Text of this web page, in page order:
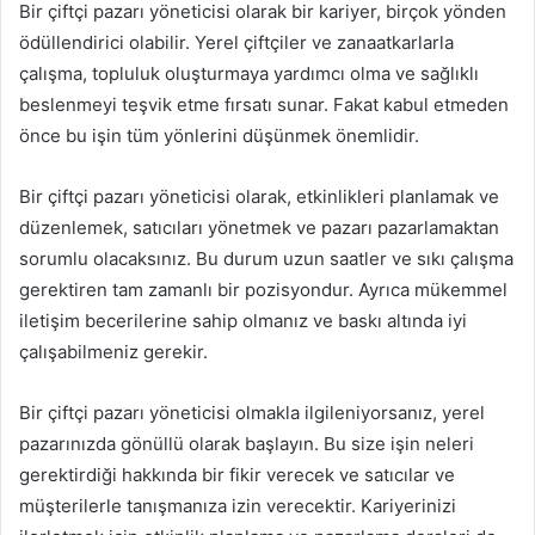
Bir çiftçi pazarı yöneticisi olarak bir kariyer, birçok yönden
ödüllendirici olabilir. Yerel çiftçiler ve zanaatkarlarla
çalışma, topluluk oluşturmaya yardımcı olma ve sağlıklı
beslenmeyi teşvik etme fırsatı sunar. Fakat kabul etmeden
önce bu işin tüm yönlerini düşünmek önemlidir.
Bir çiftçi pazarı yöneticisi olarak, etkinlikleri planlamak ve
düzenlemek, satıcıları yönetmek ve pazarı pazarlamaktan
sorumlu olacaksınız. Bu durum uzun saatler ve sıkı çalışma
gerektiren tam zamanlı bir pozisyondur. Ayrıca mükemmel
iletişim becerilerine sahip olmanız ve baskı altında iyi
çalışabilmeniz gerekir.
Bir çiftçi pazarı yöneticisi olmakla ilgileniyorsanız, yerel
pazarınızda gönüllü olarak başlayın. Bu size işin neleri
gerektirdiği hakkında bir fikir verecek ve satıcılar ve
müşterilerle tanışmanıza izin verecektir. Kariyerinizi